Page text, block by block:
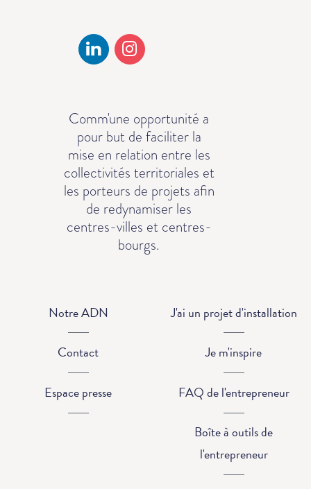
Comm'une opportunité a
pour but de faciliter la
mise en relation entre les
collectivités territoriales et
les porteurs de projets afin
de redynamiser les
centres-villes et centres-
bourgs.
Notre ADN
Contact
Espace presse
J'ai un projet d'installation
Je m'inspire
FAQ de l'entrepreneur
Boîte à outils de
l'entrepreneur